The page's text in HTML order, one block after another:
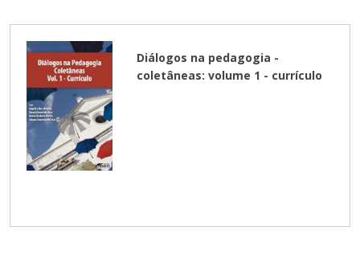
Diálogos na pedagogia -
coletâneas: volume 1 - currículo